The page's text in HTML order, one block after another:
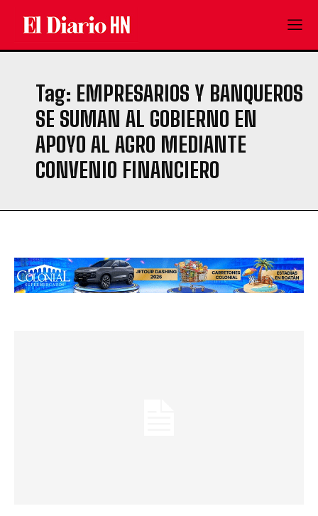
Tag: ⁠⁠⁠EMPRESARIOS Y BANQUEROS
SE SUMAN AL GOBIERNO EN
APOYO AL AGRO MEDIANTE
CONVENIO FINANCIERO